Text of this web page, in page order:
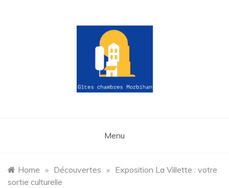
morbihan.fr
Menu
Home » Découvertes » Exposition La Villette : votre
sortie culturelle